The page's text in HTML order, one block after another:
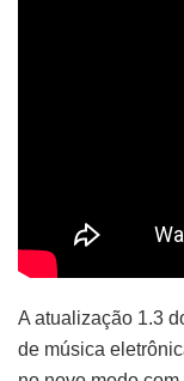
A atualização 1.3
de música